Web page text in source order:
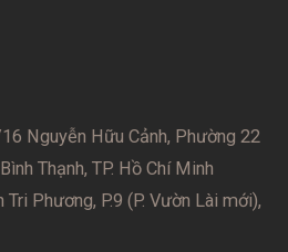
Nguyễn Hữu Cảnh, Phường 22
Thạnh, TP. Hồ Chí Minh
Phương, P.9 (P. Vườn Lài mới),